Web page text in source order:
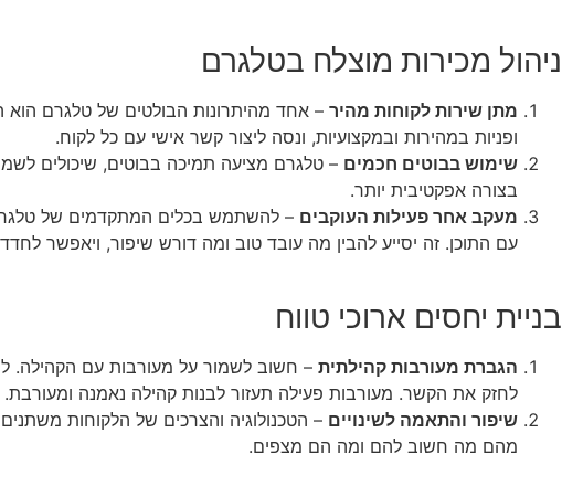
ניהול מכירות מוצלח בטלגרם
מתן שירות לקוחות מהיר – אחד מהיתרונות הבולטים של טלגרם
ופניות במהירות ובמקצועיות, ונסה ליצור קשר אישי עם כל לקוח.
שימוש בבוטים חכמים – טלגרם מציעה תמיכה בבוטים, שיכולים
בצורה אפקטיבית יותר.
מעקב אחר פעילות העוקבים – להשתמש בכלים המתקדמים של
עם התוכן. זה יסייע להבין מה עובד טוב ומה דורש שיפור, ויאפשר
בניית יחסים ארוכי טווח
הגברת מעורבות קהילתית – חשוב לשמור על מעורבות עם הקהילה.
לחזק את הקשר. מעורבות פעילה תעזור לבנות קהילה נאמנה ומעורבת.
שיפור והתאמה לשינויים – הטכנולוגיה והצרכים של הלקוחות
מהם מה חשוב להם ומה הם מצפים.